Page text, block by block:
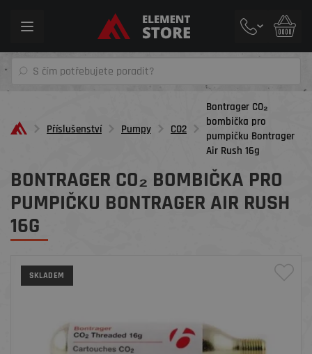
Toggle
Příslušenství Pumpy CO2
Bontrager CO₂
bombička pro
pumpičku Bontrager
Air Rush 16g
BONTRAGER CO₂ BOMBIČKA PRO
PUMPIČKU BONTRAGER AIR RUSH
16G
SKLADEM